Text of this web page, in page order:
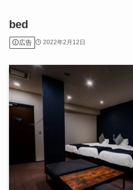
bed
広告 2022年2月12日